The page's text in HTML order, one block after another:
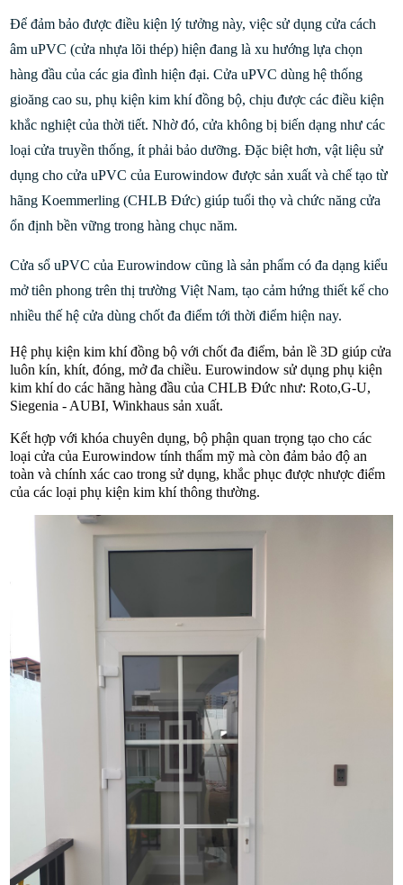
Để đảm bảo được điều kiện lý tưởng này, việc sử dụng cửa cách
âm uPVC (cửa nhựa lõi thép) hiện đang là xu hướng lựa chọn
hàng đầu của các gia đình hiện đại. Cửa uPVC dùng hệ thống
gioăng cao su, phụ kiện kim khí đồng bộ, chịu được các điều kiện
khắc nghiệt của thời tiết. Nhờ đó, cửa không bị biến dạng như các
loại cửa truyền thống, ít phải bảo dưỡng. Đặc biệt hơn, vật liệu sử
dụng cho cửa uPVC của Eurowindow được sản xuất và chế tạo từ
hãng Koemmerling (CHLB Đức) giúp tuổi thọ và chức năng cửa
ổn định bền vững trong hàng chục năm.
Cửa sổ uPVC của Eurowindow cũng là sản phẩm có đa dạng kiểu
mở tiên phong trên thị trường Việt Nam, tạo cảm hứng thiết kế cho
nhiều thế hệ cửa dùng chốt đa điểm tới thời điểm hiện nay.
Hệ phụ kiện kim khí đồng bộ với chốt đa điểm, bản lề 3D giúp cửa
luôn kín, khít, đóng, mở đa chiều. Eurowindow sử dụng phụ kiện
kim khí do các hãng hàng đầu của CHLB Đức như: Roto,G-U,
Siegenia - AUBI, Winkhaus sản xuất.
Kết hợp với khóa chuyên dụng, bộ phận quan trọng tạo cho các
loại cửa của Eurowindow tính thẩm mỹ mà còn đảm bảo độ an
toàn và chính xác cao trong sử dụng, khắc phục được nhược điểm
của các loại phụ kiện kim khí thông thường.